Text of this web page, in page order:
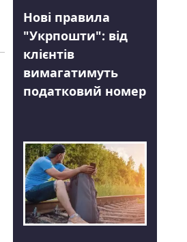
Нові правила
"Укрпошти": від
клієнтів
вимагатимуть
податковий номер